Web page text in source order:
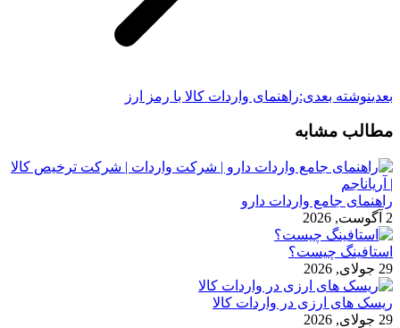
بعدینوشته بعدی:راهنمای واردات کالا با رمز ارز
مطالب مشابه
راهنمای جامع واردات دارو
2 آگوست, 2026
استافینگ چیست؟
29 جولای, 2026
ریسک های ارزی در واردات کالا
29 جولای, 2026